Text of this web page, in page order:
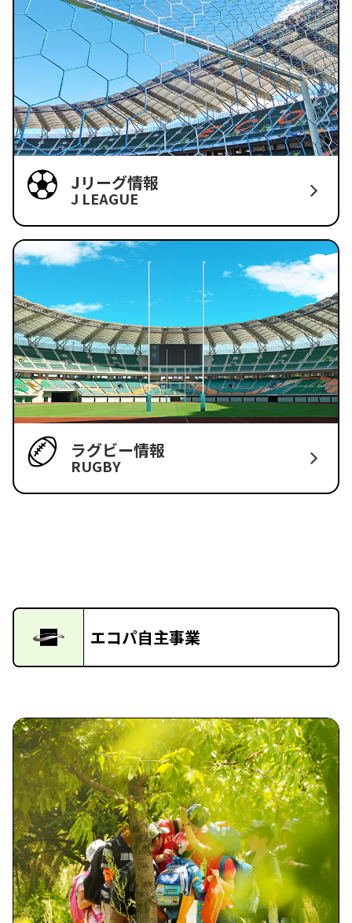
Jリーグ情報
J LEAGUE
ラグビー情報
RUGBY
エコパ自主事業